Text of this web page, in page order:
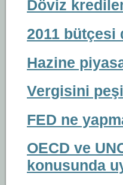
Döviz
2011 bütçesi
Hazine
Vergisini
FED ne
OECD ve
konusunda